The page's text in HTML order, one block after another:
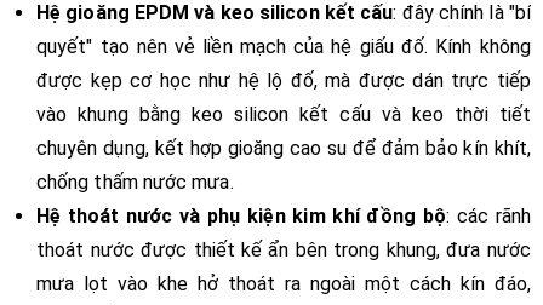
Hệ gioăng EPDM và keo silicon kết cấu: đây chính là "bí
quyết" tạo nên vẻ liền mạch của hệ giấu đố. Kính không
được kẹp cơ học như hệ lộ đố, mà được dán trực tiếp
vào khung bằng keo silicon kết cấu và keo thời tiết
chuyên dụng, kết hợp gioăng cao su để đảm bảo kín khít,
chống thấm nước mưa.
Hệ thoát nước và phụ kiện kim khí đồng bộ: các rãnh
thoát nước được thiết kế ẩn bên trong khung, đưa nước
mưa lọt vào khe hở thoát ra ngoài một cách kín đáo,